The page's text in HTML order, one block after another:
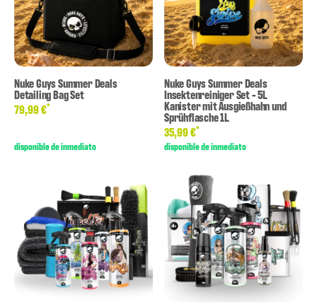
Nuke Guys Summer Deals
Detailing Bag Set
79,99 €*
disponible de inmediato
Nuke Guys Summer Deals
Insektenreiniger Set - 5L
Kanister mit Ausgießhahn und
Sprühflasche 1L
35,99 €*
disponible de inmediato